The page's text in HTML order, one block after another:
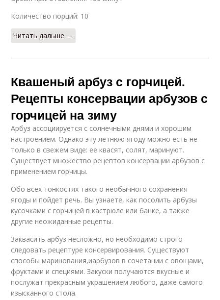
Количество порций: 10
Читать дальше →
Квашеный арбуз с горчицей.
Рецепты консервации арбузов с
горчицей на зиму
Арбуз ассоциируется с солнечными днями и хорошим
настроением. Однако эту летнюю ягоду можно есть не
только в свежем виде: ее квасят, солят, маринуют.
Существует множество рецептов консервации арбузов с
применением горчицы.
Обо всех тонкостях такого необычного сохранения
ягоды и пойдет речь. Вы узнаете, как посолить арбузы
кусочками с горчицей в кастрюле или банке, а также
другие неожиданные рецепты.
Заквасить арбуз несложно, но необходимо строго
следовать рецептуре консервирования. Существуют
способы маринования,иарбузов в сочетании с овощами,
фруктами и специями. Закуски получаются вкусные и
послужат прекрасным украшением любого, даже самого
изысканного стола.